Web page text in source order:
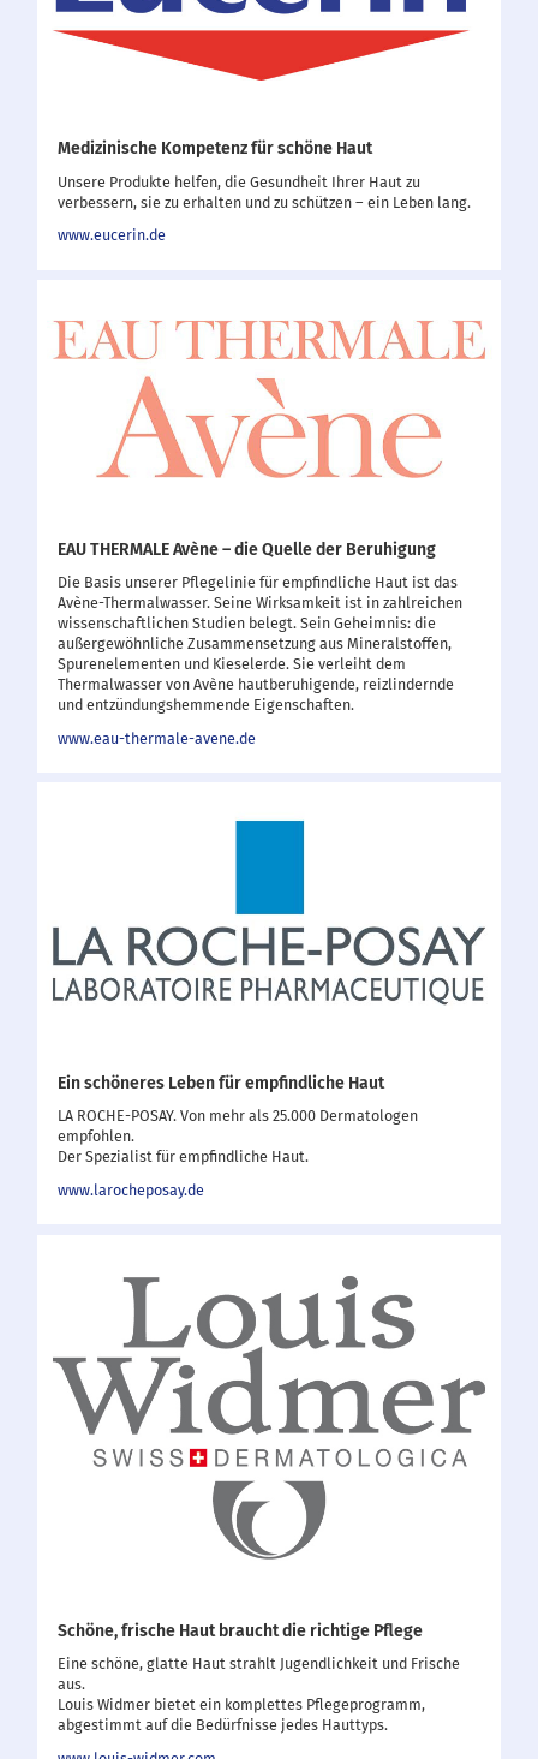
Medizinische Kompetenz für schöne Haut
Unsere Produkte helfen, die Gesundheit Ihrer Haut zu
verbessern, sie zu erhalten und zu schützen – ein Leben lang.
www.eucerin.de
EAU THERMALE Avène – die Quelle der Beruhigung
Die Basis unserer Pflegelinie für empfindliche Haut ist das
Avène-Thermalwasser. Seine Wirksamkeit ist in zahlreichen
wissenschaftlichen Studien belegt. Sein Geheimnis: die
außergewöhnliche Zusammensetzung aus Mineralstoffen,
Spurenelementen und Kieselerde. Sie verleiht dem
Thermalwasser von Avène hautberuhigende, reizlindernde
und entzündungshemmende Eigenschaften.
www.eau-thermale-avene.de
Ein schöneres Leben für empfindliche Haut
LA ROCHE-POSAY. Von mehr als 25.000 Dermatologen
empfohlen.
Der Spezialist für empfindliche Haut.
www.larocheposay.de
Schöne, frische Haut braucht die richtige Pflege
Eine schöne, glatte Haut strahlt Jugendlichkeit und Frische
aus.
Louis Widmer bietet ein komplettes Pflegeprogramm,
abgestimmt auf die Bedürfnisse jedes Hauttyps.